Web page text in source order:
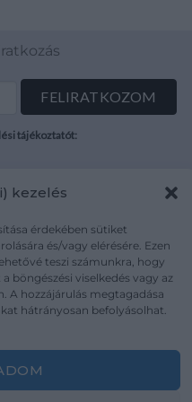
kezelés
érdekében sütiket
és/vagy elérésére. Ezen
teszi számunkra, hogy
böngészési viselkedés vagy az
A hozzájárulás megtagadása
hátrányosan befolyásolhat.
tájékoztatót:
Áraink
ÁSZF
Adatvédelem
Impresszum